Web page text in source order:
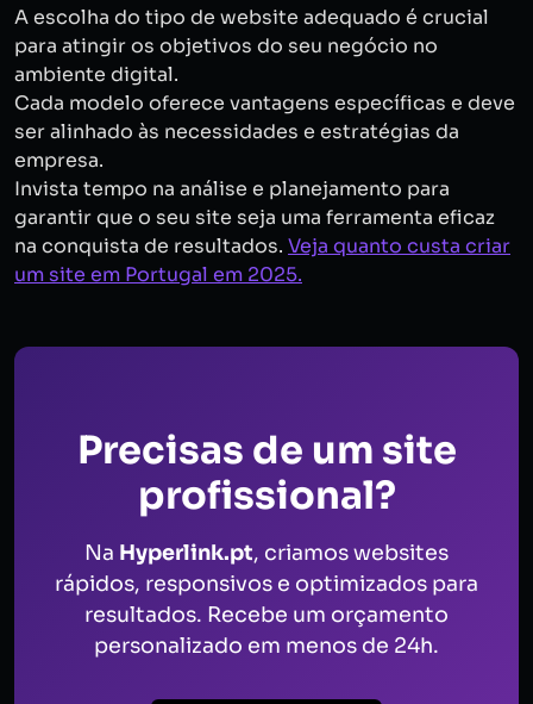
A escolha do tipo de website adequado é crucial
para atingir os objetivos do seu negócio no
ambiente digital.
Cada modelo oferece vantagens específicas e deve
ser alinhado às necessidades e estratégias da
empresa.
Invista tempo na análise e planejamento para
garantir que o seu site seja uma ferramenta eficaz
na conquista de resultados. Veja quanto custa criar
um site em Portugal em 2025.
Precisas de um site
profissional?
Na Hyperlink.pt, criamos websites
rápidos, responsivos e optimizados para
resultados. Recebe um orçamento
personalizado em menos de 24h.